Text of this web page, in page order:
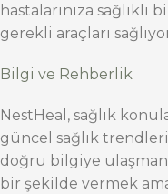
hastalarınıza
gerekli araçları
Bilgi ve Rehberlik
NestHeal, sağlık
güncel sağlık
doğru bilgiye
bir şekilde vermek